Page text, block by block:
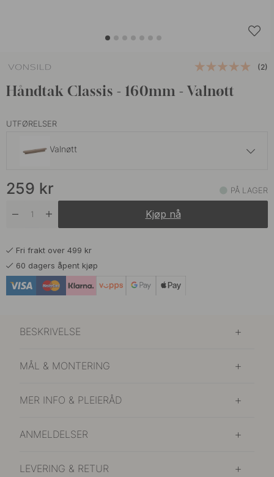
(2)
Håndtak Classis - 160mm - Valnøtt
UTFØRELSER
Valnøtt
Eik På lager
259 kr PÅ LAGER
Kjøp nå
Fri frakt over 499 kr
60 dagers åpent kjøp
BESKRIVELSE
MÅL & MONTERING
MER INFO & PLEIERÅD
ANMELDELSER
LEVERING & RETUR